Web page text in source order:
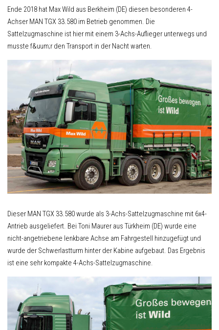
Ende 2018 hat Max Wild aus Berkheim (DE) diesen besonderen 4-
Achser MAN TGX 33.580 im Betrieb genommen. Die
Sattelzugmaschine ist hier mit einem 3-Achs-Auflieger unterwegs und
musste f&uum;r den Transport in der Nacht warten.
Dieser MAN TGX 33.580 wurde als 3-Achs-Sattelzugmaschine mit 6x4-
Antrieb ausgeliefert. Bei Toni Maurer aus Türkheim (DE) wurde eine
nicht-angetriebene lenkbare Achse am Fahrgestell hinzugefügt und
wurde der Schwerlastturm hinter der Kabine aufgebaut. Das Ergebnis
ist eine sehr kompakte 4-Achs-Sattelzugmaschine.